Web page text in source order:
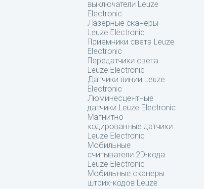
выключатели Leuze
Electronic
Лазерные сканеры
Leuze Electronic
Приемники света Leuze
Electronic
Передатчики света
Leuze Electronic
Датчики линии Leuze
Electronic
Люминесцентные
датчики Leuze Electronic
Магнитно
кодированные датчики
Leuze Electronic
Мобильные
считыватели 2D-кода
Leuze Electronic
Мобильные сканеры
штрих-кодов Leuze